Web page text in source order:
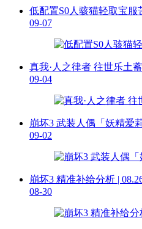
低配置S0人骇猫轻取宝服
09-07
真我·人之律者 往世乐土
09-04
崩坏3 武装人偶「妖精爱
09-02
崩坏3 精准补给分析 |
08-30